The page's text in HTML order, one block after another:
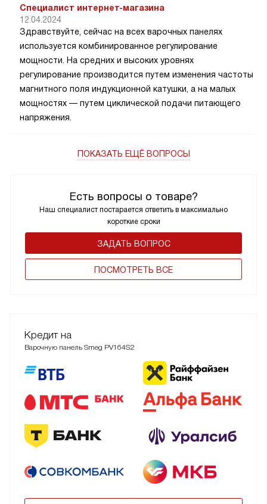
Есть вопросы о товаре?
Наш специалист постарается ответить в максимально
короткие сроки
ЗАДАТЬ ВОПРОС
ПОCМОТРЕТЬ ВСЕ
Специалист интернет-магазина
12.04.2024
Здравствуйте, сейчас на всех варочных панелях
используется комбинированное регулирование
мощности. На средних и высоких уровнях
регулирование производится путем изменения частоты
магнитного поля индукционной катушки, а на малых
мощностях — путем циклической подачи питающего
напряжения.
ПОКАЗАТЬ ЕЩЁ ВОПРОСЫ
Кредит на
Варочную панель Smeg PV164S2